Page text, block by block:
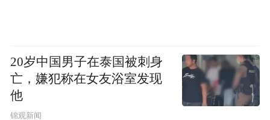
20岁中国男子在泰国被刺身
亡，嫌犯称在女友浴室发现
他
锦观新闻